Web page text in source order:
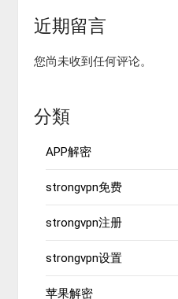
近期留言
您尚未收到任何评论。
分類
APP解密
strongvpn免费
strongvpn注册
strongvpn设置
苹果解密